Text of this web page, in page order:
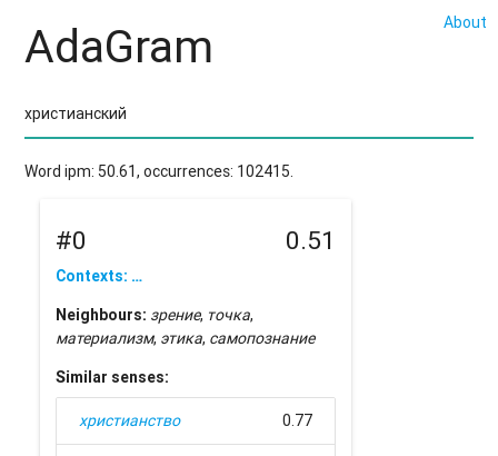
About
AdaGram
Word ipm: 50.61, occurrences: 102415.
#0 0.51
Contexts: …
Neighbours: зрение, точка,
материализм, этика, самопознание
Similar senses:
христианство 0.77